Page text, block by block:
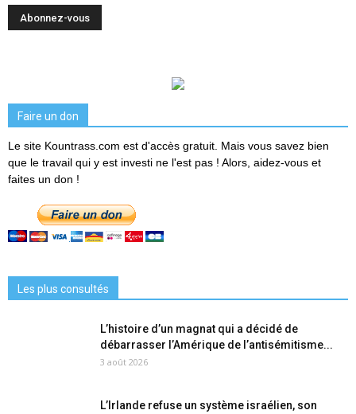
Faire un don
Le site Kountrass.com est d'accès gratuit. Mais vous savez bien
que le travail qui y est investi ne l'est pas ! Alors, aidez-vous et
faites un don !
Les plus consultés
L’histoire d’un magnat qui a décidé de
débarrasser l’Amérique de l’antisémitisme...
3 août 2026
L’Irlande refuse un système israélien, son